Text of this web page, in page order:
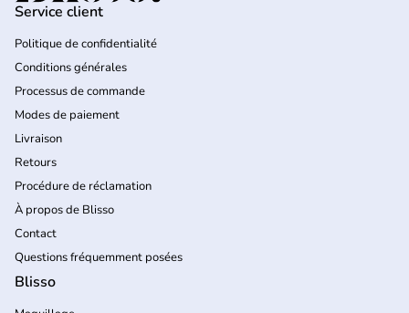
Service client
Politique de confidentialité
Conditions générales
Processus de commande
Modes de paiement
Livraison
Retours
Procédure de réclamation
À propos de Blisso
Contact
Questions fréquemment posées
Blisso